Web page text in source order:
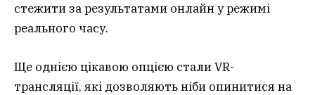
стежити за результатами онлайн у режимі
реального часу.
Ще однією цікавою опцією стали VR-
трансляції, які дозволяють ніби опинитися на